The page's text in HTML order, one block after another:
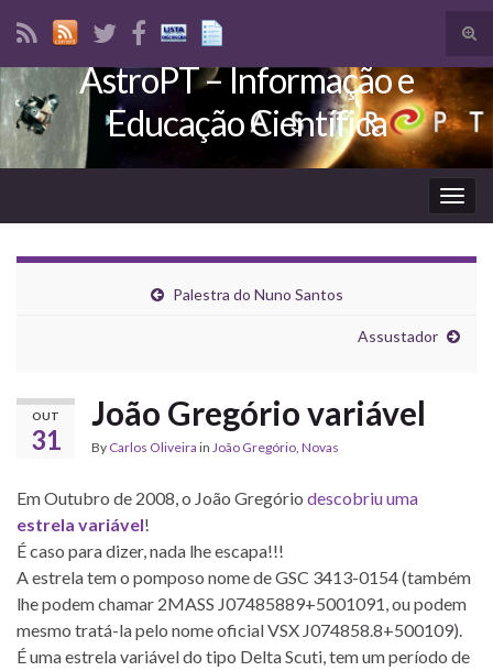
Search for:
AstroPT – Informação e
Educação Científica
Palestra do Nuno Santos
Assustador
OUT
31
João Gregório variável
By Carlos Oliveira in João Gregório, Novas
Em Outubro de 2008, o João Gregório descobriu uma
estrela variável!
É caso para dizer, nada lhe escapa!!!
A estrela tem o pomposo nome de GSC 3413-0154 (também
lhe podem chamar 2MASS J07485889+5001091, ou podem
mesmo tratá-la pelo nome oficial VSX J074858.8+500109).
É uma estrela variável do tipo Delta Scuti, tem um período de